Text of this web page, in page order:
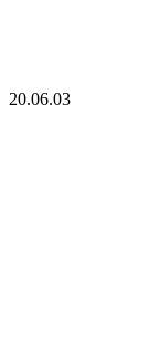
20.06.03